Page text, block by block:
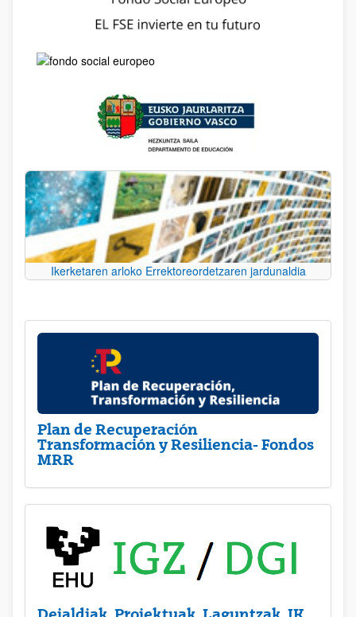
Ikerketaren arloko Errektoreordetzaren jardunaldia
Plan de Recuperación
Transformación y Resiliencia- Fondos
MRR